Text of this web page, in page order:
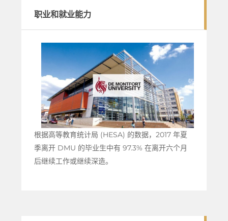
职业和就业能力
根据高等教育统计局 (HESA) 的数据，2017 年夏
季离开 DMU 的毕业生中有 97.3% 在离开六个月
后继续工作或继续深造。